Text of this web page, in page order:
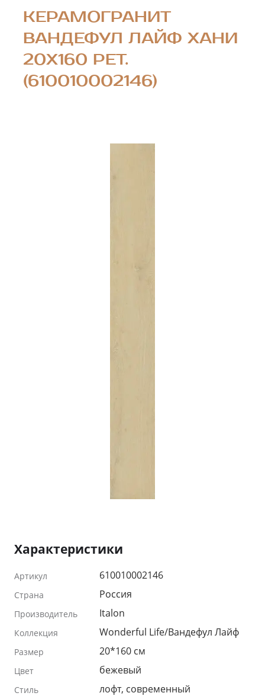
КЕРАМОГРАНИТ
ВАНДЕФУЛ ЛАЙФ ХАНИ
20X160 РЕТ.
(610010002146)
Характеристики
Артикул 610010002146
Страна Россия
Производитель Italon
Коллекция Wonderful Life/Вандефул Лайф
Размер 20*160 см
Цвет бежевый
Стиль лофт, современный